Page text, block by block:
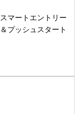
スマートエントリー
＆プッシュスタート